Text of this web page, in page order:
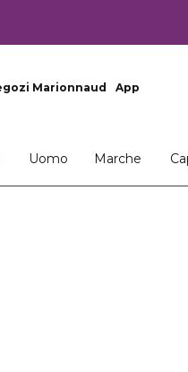
Marionnaud App
Uomo Marche